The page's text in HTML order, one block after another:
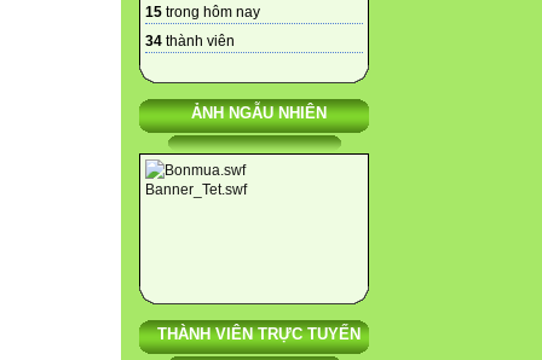
15 trong hôm nay
34 thành viên
ẢNH NGẪU NHIÊN
THÀNH VIÊN TRỰC TUYẾN